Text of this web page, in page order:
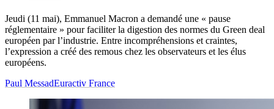
Jeudi (11 mai), Emmanuel Macron a demandé une « pause
réglementaire » pour faciliter la digestion des normes du Green deal
européen par l’industrie. Entre incompréhensions et craintes,
l’expression a créé des remous chez les observateurs et les élus
européens.
Paul MessadEuractiv France